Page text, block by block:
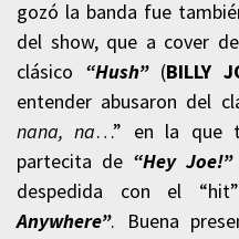
gozó la banda fue
del show, que a cover
clásico “Hush”(BILLY
entender abusaron del
nana, na…” en la que
partecita de “Hey Joe!”
despedida con el
Anywhere”. Buena